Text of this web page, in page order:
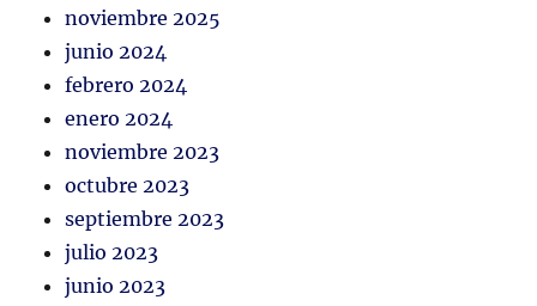
noviembre 2025
junio 2024
febrero 2024
enero 2024
noviembre 2023
octubre 2023
septiembre 2023
julio 2023
junio 2023